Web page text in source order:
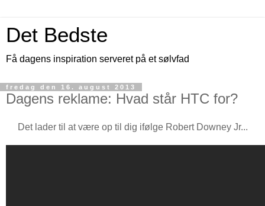
Det Bedste
Få dagens inspiration serveret på et sølvfad
fredag den 16. august 2013
Dagens reklame: Hvad står HTC for?
Det lader til at være op til dig ifølge Robert Downey Jr...